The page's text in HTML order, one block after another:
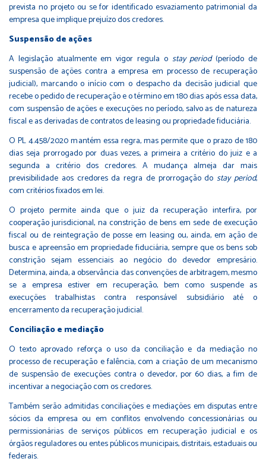
prevista no projeto ou se for identificado esvaziamento patrimonial da
empresa que implique prejuízo dos credores.
Suspensão de ações
A legislação atualmente em vigor regula o stay period(período de
suspensão de ações contra a empresa em processo de recuperação
judicial), marcando o início com o despacho da decisão judicial que
recebe o pedido de recuperação e o término em 180 dias após essa data,
com suspensão de ações e execuções no período, salvo as de natureza
fiscal e as derivadas de contratos de leasing ou propriedade fiduciária.
O PL 4.458/2020 mantém essa regra, mas permite que o prazo de 180
dias seja prorrogado por duas vezes, a primeira a critério do juiz e a
segunda a critério dos credores. A mudança almeja dar mais
previsibilidade aos credores da regra de prorrogação dostay period,
com critérios fixados em lei.
O projeto permite ainda que o juiz da recuperação interfira, por
cooperação jurisdicional, na constrição de bens em sede de execução
fiscal ou de reintegração de posse em leasing ou, ainda, em ação de
busca e apreensão em propriedade fiduciária, sempre que os bens sob
constrição sejam essenciais ao negócio do devedor empresário.
Determina, ainda, a observância das convenções de arbitragem, mesmo
se a empresa estiver em recuperação, bem como suspende as
execuções trabalhistas contra responsável subsidiário até o
encerramento da recuperação judicial.
Conciliação e mediação
O texto aprovado reforça o uso da conciliação e da mediação no
processo de recuperação e falência, com a criação de um mecanismo
de suspensão de execuções contra o devedor, por 60 dias, a fim de
incentivar a negociação com os credores.
Também serão admitidas conciliações e mediações em disputas entre
sócios da empresa ou em conflitos envolvendo concessionárias ou
permissionárias de serviços públicos em recuperação judicial e os
órgãos reguladores ou entes públicos municipais, distritais, estaduais ou
federais.